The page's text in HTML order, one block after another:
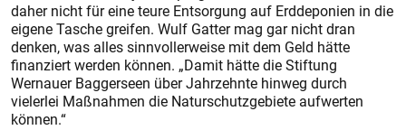
daher nicht für eine teure Entsorgung auf Erddeponien in die
eigene Tasche greifen. Wulf Gatter mag gar nicht dran
denken, was alles sinnvollerweise mit dem Geld hätte
finanziert werden können. „Damit hätte die Stiftung
Wernauer Baggerseen über Jahrzehnte hinweg durch
vielerlei Maßnahmen die Naturschutzgebiete aufwerten
können.“